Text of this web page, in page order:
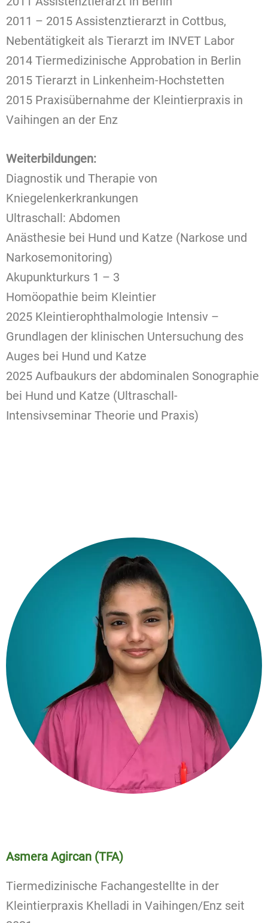
2011 – 2015 Assistenztierarzt in Cottbus,
Nebentätigkeit als Tierarzt im INVET Labor
2014 Tiermedizinische Approbation in Berlin
2015 Tierarzt in Linkenheim-Hochstetten
2015 Praxisübernahme der Kleintierpraxis in
Vaihingen an der Enz
Weiterbildungen:
Diagnostik und Therapie von
Kniegelenkerkrankungen
Ultraschall: Abdomen
Anästhesie bei Hund und Katze (Narkose und
Narkosemonitoring)
Akupunkturkurs 1 – 3
Homöopathie beim Kleintier
2025 Kleintierophthalmologie Intensiv –
Grundlagen der klinischen Untersuchung des
Auges bei Hund und Katze
2025 Aufbaukurs der abdominalen Sonographie
bei Hund und Katze (Ultraschall-
Intensivseminar Theorie und Praxis)
Asmera Agircan (TFA)
Tiermedizinische Fachangestellte in der
Kleintierpraxis Khelladi in Vaihingen/Enz seit